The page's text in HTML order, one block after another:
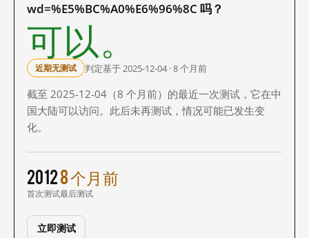
wd=%E5%BC%A0%E6%96%8C 吗？
可以。
近期无测试 判定基于 2025-12-04 · 8 个月前
截至 2025-12-04（8 个月前）的最近一次测试，它在中
国大陆可以访问。此后未再测试，情况可能已发生变
化。
2012
首次测试
8 个月前
最后测试
立即测试